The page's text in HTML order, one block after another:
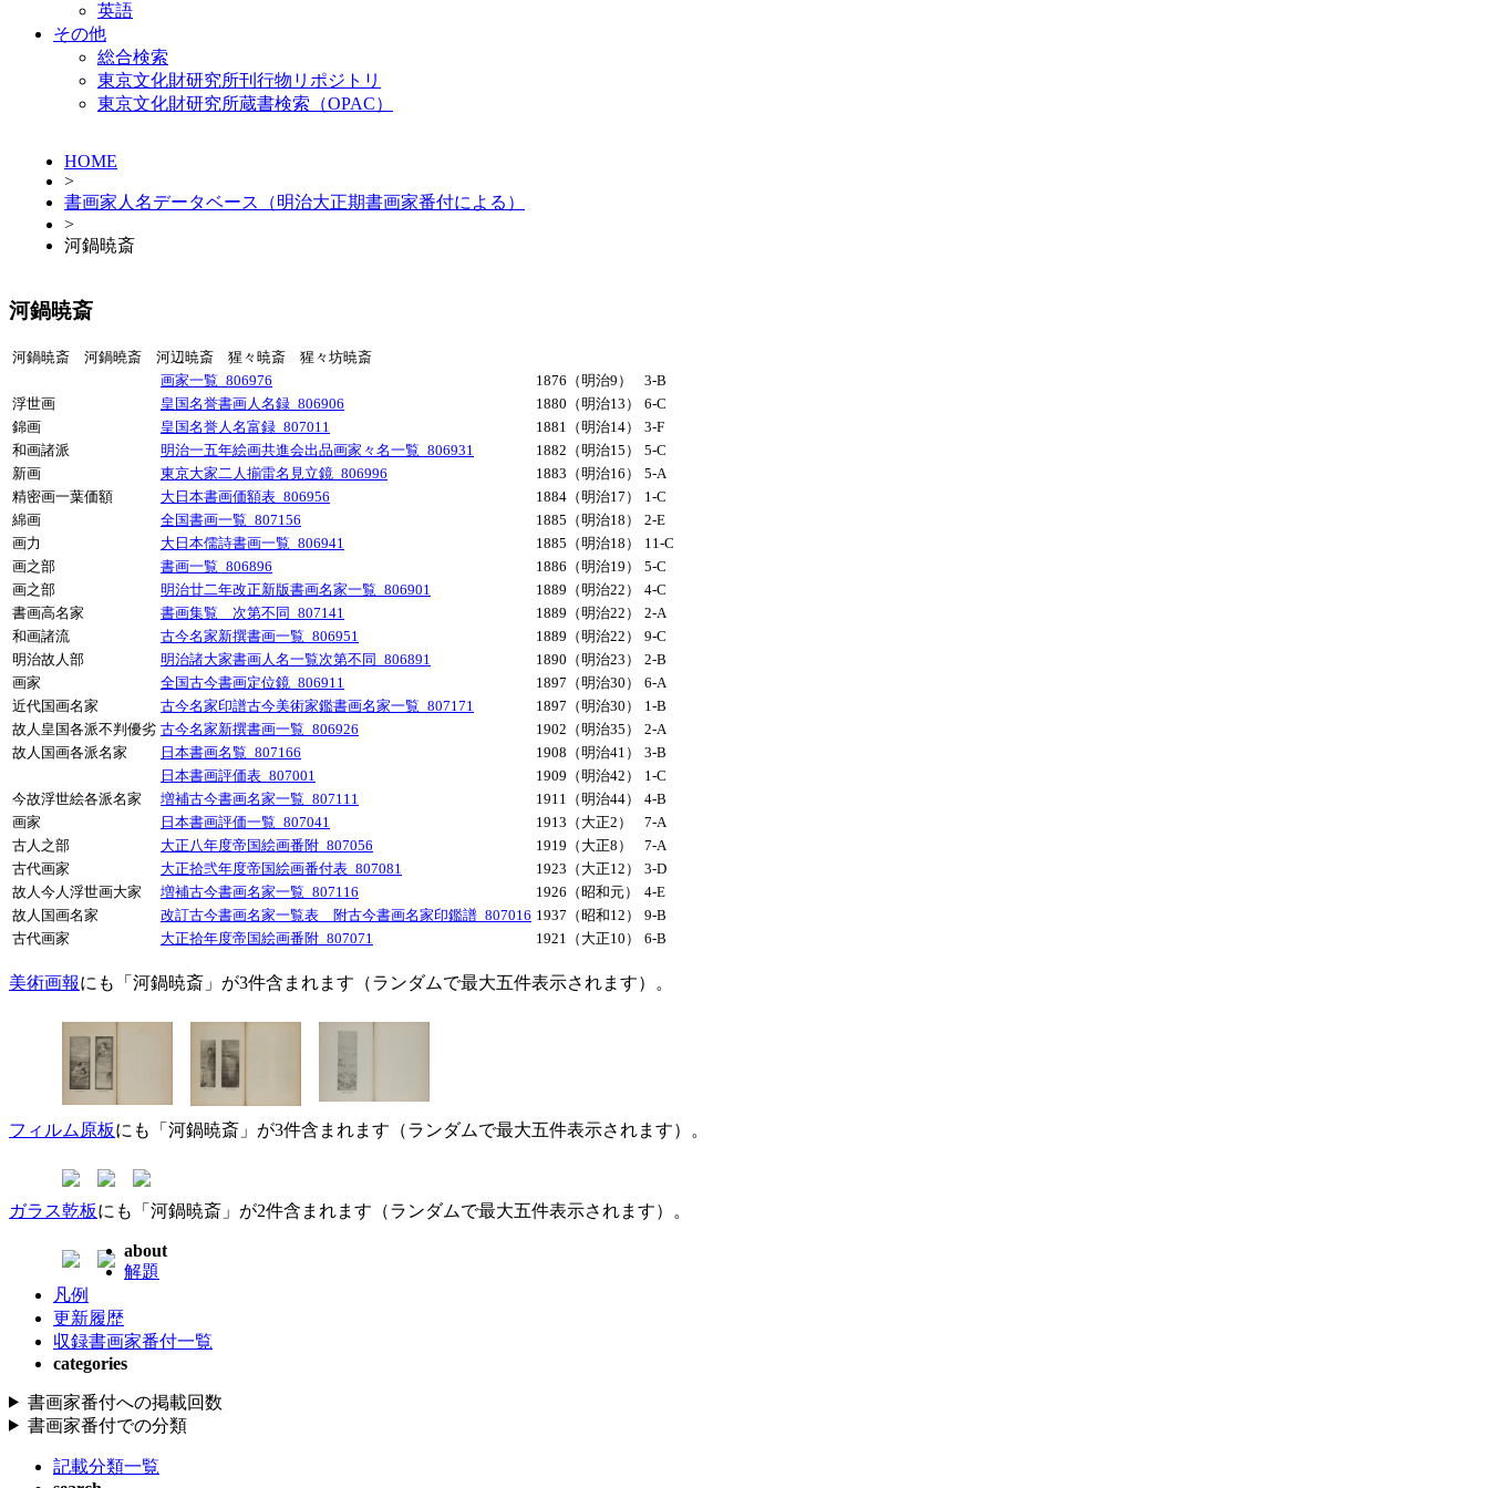
英語
その他
総合検索
東京文化財研究所刊行物リポジトリ
東京文化財研究所蔵書検索（OPAC）
HOME
>
書画家人名データベース（明治大正期書画家番付による）
>
河鍋暁斎
河鍋暁斎
河鍋暁斎 河鍋曉斎 河辺暁斎 猩々暁斎 猩々坊暁斎
画家一覧_806976
1876（明治9）
3-B
浮世画
皇国名誉書画人名録_806906 1880（明治13）
6-C
錦画
皇国名誉人名富録_807011 1881（明治14）
3-F
和画諸派
明治一五年絵画共進会出品画家々名一覧_806931 1882（明治15）
5-C
新画
東京大家二人揃雷名見立鏡_806996 1883（明治16）
5-A
精密画一葉価額
大日本書画価額表_806956 1884（明治17）
1-C
綿画
全国書画一覧_807156 1885（明治18）
2-E
画力
大日本儒詩書画一覧_806941 1885（明治18）
11-C
画之部
書画一覧_806896 1886（明治19）
5-C
画之部
明治廿二年改正新版書画名家一覧_806901 1889（明治22）
4-C
書画高名家
書画集覧 次第不同_807141 1889（明治22）
2-A
和画諸流
古今名家新撰書画一覧_806951 1889（明治22）
9-C
明治故人部
明治諸大家書画人名一覧次第不同_806891 1890（明治23）
2-B
画家
全国古今書画定位鏡_806911 1897（明治30）
6-A
近代国画名家
古今名家印譜古今美術家鑑書画名家一覧_807171 1897（明治30）
1-B
故人皇国各派不判優劣 古今名家新撰書画一覧_806926 1902（明治35）
2-A
故人国画各派名家
日本書画名覧_807166 1908（明治41）
3-B
日本書画評価表_807001
1909（明治42）
1-C
今故浮世絵各派名家
増補古今書画名家一覧_807111 1911（明治44）
4-B
画家
日本書画評価一覧_807041 1913（大正2）
7-A
古人之部
大正八年度帝国絵画番附_807056 1919（大正8）
7-A
古代画家
大正拾弐年度帝国絵画番付表_807081 1923（大正12）
3-D
故人今人浮世画大家
増補古今書画名家一覧_807116 1926（昭和元）
4-E
故人国画名家
改訂古今書画名家一覧表 附古今書画名家印鑑譜_807016 1937（昭和12）
9-B
古代画家
大正拾年度帝国絵画番附_807071 1921（大正10） 6-B
美術画報にも「河鍋暁斎」が3件含まれます（ランダムで最大五件表示されます）。
フィルム原板にも「河鍋暁斎」が3件含まれます（ランダムで最大五件表示されます）。
ガラス乾板にも「河鍋暁斎」が2件含まれます（ランダムで最大五件表示されます）。
about
解題
凡例
更新履歴
収録書画家番付一覧
categories
書画家番付への掲載回数
書画家番付での分類
記載分類一覧